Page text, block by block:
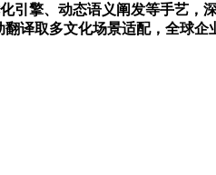
引擎、动态语义阐发等手艺，
翻译取多文化场景适配，全球